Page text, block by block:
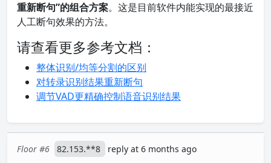
重新断句”的组合方案。这是目前软件内能实现的最接近
人工断句效果的方法。
请查看更多参考文档：
整体识别/均等分割的区别
对转录识别结果重新断句
调节VAD更精确控制语音识别结果
Floor #6 82.153.**8 reply at 6 months ago